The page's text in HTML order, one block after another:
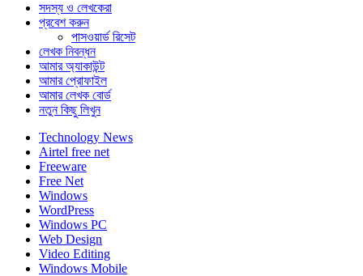
সদস্য ও লেখকেরা
প্রবেশ করুন
পাসওয়ার্ড রিসেট
লেখক নিবন্ধন
আমার অ্যাকাউন্ট
আমার প্রোফাইল
আমার লেখক বোর্ড
নতুন কিছু লিখুন
Technology News
Airtel free net
Freeware
Free Net
Windows
WordPress
Windows PC
Web Design
Video Editing
Windows Mobile